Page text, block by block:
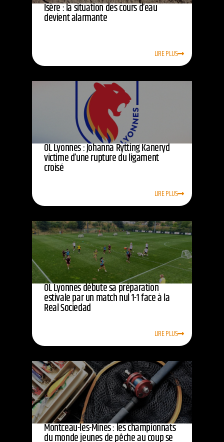
Isère : la situation des cours d’eau
devient alarmante
LIRE PLUS
OL Lyonnes : Johanna Rytting Kaneryd
victime d’une rupture du ligament
croisé
LIRE PLUS
OL Lyonnes débute sa préparation
estivale par un match nul 1-1 face à la
Real Sociedad
LIRE PLUS
Montceau-les-Mines : les championnats
du monde jeunes de pêche au coup se